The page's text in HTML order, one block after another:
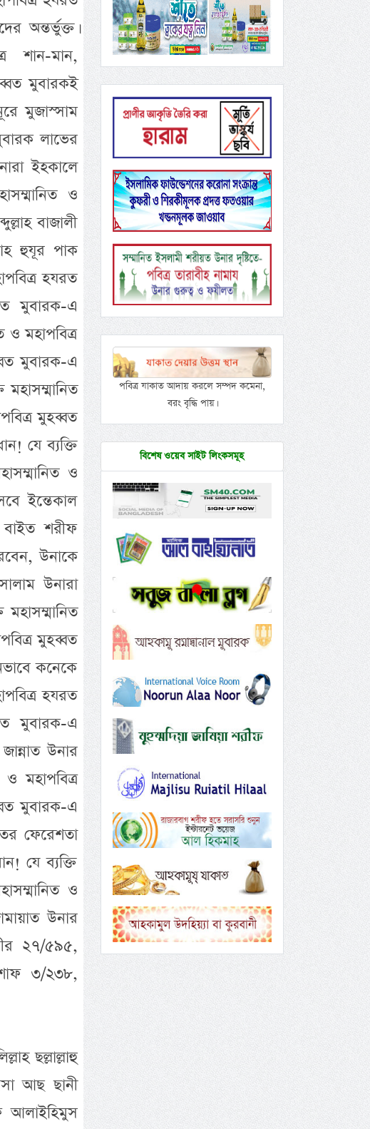
অন্তর্ভুক্ত।
শান-মান,
মুবারকই
মুজাস্সাম
লাভের
ইহকালে
ও
বাজালী
হুযূর পাক
হযরত
মুবারক-এ
ও মহাপবিত্র
মুবারক-এ
মহাসম্মানিত
মুহব্বত
যে ব্যক্তি
ও
ইন্তেকাল
বাইত শরীফ
উনাকে
উনারা
মুহব্বত
কনেকে
হযরত
মুবারক-এ
উনার
মহাপবিত্র
মুবারক-এ
ফেরেশতা
যে ব্যক্তি
ও
উনার
২৭/৫৯৫,
৩/২৩৮,
ছল্লাল্লাহু
আছ ছানী
আলাইহিমুস
পবিত্র যাকাত আদায় করলে সম্পদ কমেনা,
বরং বৃদ্ধি পায়।
বিশেষ ওয়েব সাইট লিংকসমূহ